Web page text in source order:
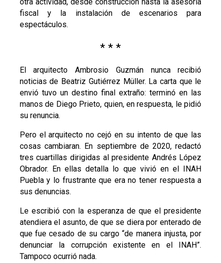
fiscal y la instalación de escenarios para
espectáculos.
* * *
El arquitecto Ambrosio Guzmán nunca recibió
noticias de Beatriz Gutiérrez Müller. La carta que le
envió tuvo un destino final extraño: terminó en las
manos de Diego Prieto, quien, en respuesta, le pidió
su renuncia.
Pero el arquitecto no cejó en su intento de que las
cosas cambiaran. En septiembre de 2020, redactó
tres cuartillas dirigidas al presidente Andrés López
Obrador. En ellas detalla lo que vivió en el INAH
Puebla y lo frustrante que era no tener respuesta a
sus denuncias.
Le escribió con la esperanza de que el presidente
atendiera el asunto, de que se diera por enterado de
que fue cesado de su cargo “de manera injusta, por
denunciar la corrupción existente en el INAH”.
Tampoco ocurrió nada.